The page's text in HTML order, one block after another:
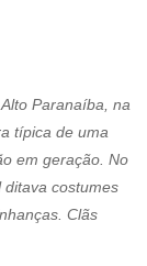
Paranaíba, na
típica de uma
em geração. No
ditava costumes
Clãs